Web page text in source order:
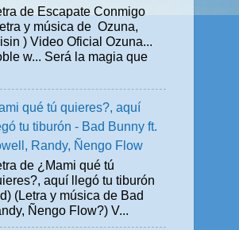
de Escapate Conmigo
y música de Ozuna,
) Video Oficial Ozuna...
w... Será la magia que
qué tú quieres?, aquí
tu tiburón - Bad Bunny ft.
Randy, Ñengo Flow
de ¿Mami qué tú
aquí llegó tu tiburón
(Letra y música de Bad
Ñengo Flow?) V...